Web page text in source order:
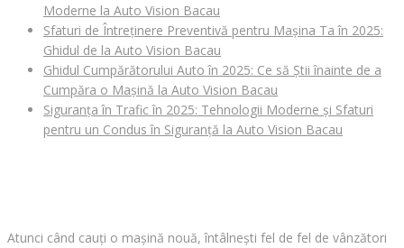
Moderne la Auto Vision Bacau
Sfaturi de Întreținere Preventivă pentru Mașina Ta în 2025:
Ghidul de la Auto Vision Bacau
Ghidul Cumpărătorului Auto în 2025: Ce să Știi înainte de a
Cumpăra o Mașină la Auto Vision Bacau
Siguranța în Trafic în 2025: Tehnologii Moderne și Sfaturi
pentru un Condus în Siguranță la Auto Vision Bacau
Atunci când cauți o mașină nouă, întâlnești fel de fel de vânzători